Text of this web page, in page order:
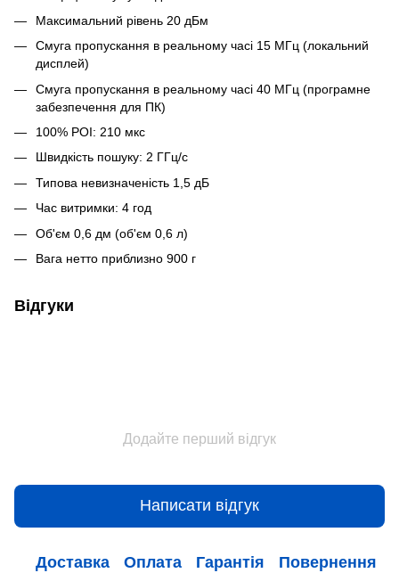
Максимальний рівень 20 дБм
Смуга пропускання в реальному часі 15 МГц (локальний
дисплей)
Смуга пропускання в реальному часі 40 МГц (програмне
забезпечення для ПК)
100% POI: 210 мкс
Швидкість пошуку: 2 ГГц/с
Типова невизначеність 1,5 дБ
Час витримки: 4 год
Об'єм 0,6 дм (об'єм 0,6 л)
Вага нетто приблизно 900 г
Відгуки
Додайте перший відгук
Написати відгук
Доставка Оплата Гарантія Повернення